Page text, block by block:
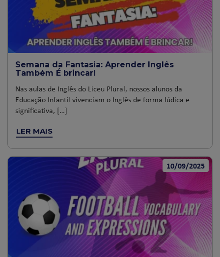
Semana da Fantasia: Aprender Inglês
Também É brincar!
Nas aulas de Inglês do Liceu Plural, nossos alunos da
Educação Infantil vivenciam o Inglês de forma lúdica e
significativa, […]
LER MAIS
10/09/2025